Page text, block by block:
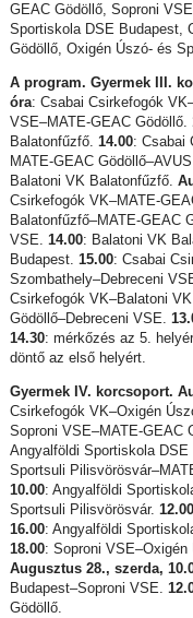
GEAC Gödöllő, Soproni
Sportiskola DSE Budapest,
Gödöllő, Oxigén Úszó- és
A program. Gyermek III.
óra: Csabai Csirkefogók
VSE–MATE-GEAC Gödöllő.
Balatonfűzfő. 14.00: Csabai
MATE-GEAC
Balatoni VK Balatonfűzfő.
Csirkefogók VK–MATE-
Balatonfűzfő–MATE-GEAC
VSE. 14.00: Balatoni VK
Budapest. 15.00: Csabai
Szombathely–Debreceni
Csirkefogók VK–Balatoni
Gödöllő–Debreceni VSE.
14.30: mérkőzés az 5.
döntő az első helyért.
Gyermek IV. korcsoport.
Csirkefogók VK–Oxigén
Soproni VSE–MATE-GEAC
Angyalföldi Sportiskola DSE
Sportsuli
10.00: Angyalföldi
Sportsuli Pilisvörösvár. 12.00
16.00: Angyalföldi
18.00: Soproni
Augusztus 28., szerda,
Budapest–Soproni VSE.
Gödöllő.